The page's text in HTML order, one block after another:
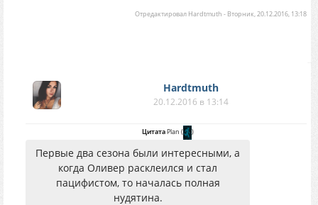
Отредактировал Hardtmuth - Вторник, 20.12.2016, 13:18
Hardtmuth
20.12.2016 в 13:14
ЦитатаPlan ( )
Первые два сезона были интересными, а
когда Оливер расклеился и стал
пацифистом, то началась полная
нудятина.